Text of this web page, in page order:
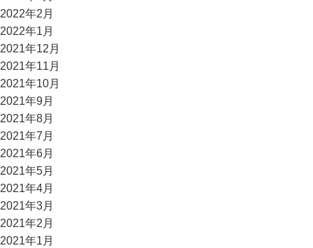
2022年2月
2022年1月
2021年12月
2021年11月
2021年10月
2021年9月
2021年8月
2021年7月
2021年6月
2021年5月
2021年4月
2021年3月
2021年2月
2021年1月